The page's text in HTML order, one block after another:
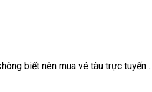
biết nên mua vé tàu trực tuyến…